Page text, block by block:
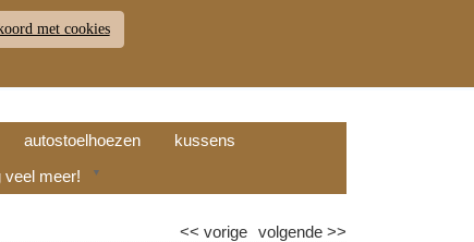
RETOUR WINKELWAGEN (
autostoelhoezen
kussens
veel meer! ▼
volgende>>
<< vorige
met cookies